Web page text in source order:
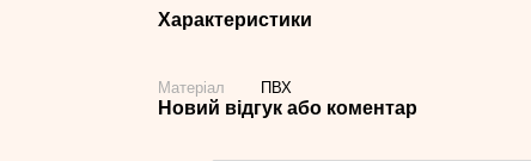
Характеристики
Матеріал ПВХ
Новий відгук або коментар